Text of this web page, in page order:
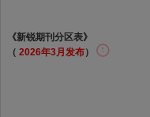
《新锐期刊分区表》
（ 2026年3月发布）